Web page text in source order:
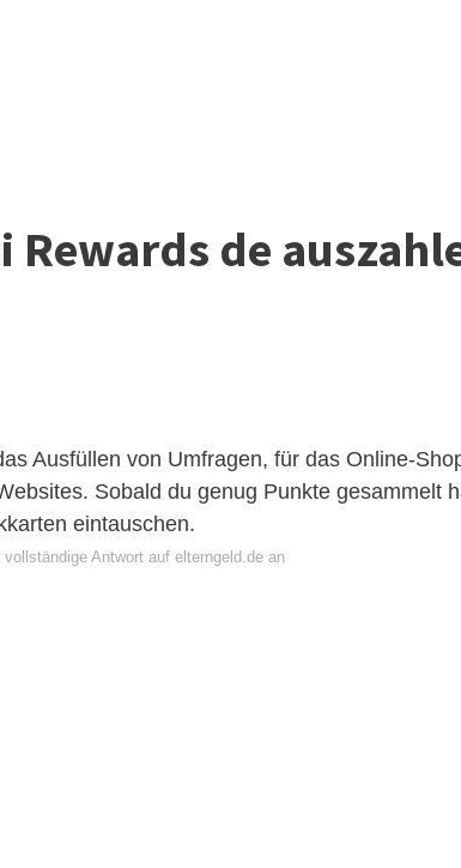
Rewards de
Ausfüllen von Umfragen, für das Online-
Sobald du genug Punkte gesammelt
eintauschen.
Antwort auf elterngeld.de an